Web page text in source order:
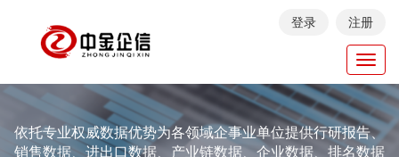
登录 注册
依托专业权威数据优势为各领域企事业单位提供行研报告、
销售数据、进出口数据、产业链数据、企业数据、排名数据